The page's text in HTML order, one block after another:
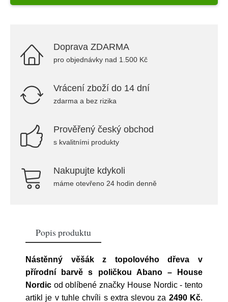
Doprava ZDARMA
pro objednávky nad 1.500 Kč
Vrácení zboží do 14 dní
zdarma a bez rizika
Prověřený český obchod
s kvalitními produkty
Nakupujte kdykoli
máme otevřeno 24 hodin denně
Popis produktu
Nástěnný věšák z topolového dřeva v
přírodní barvě s poličkou Abano – House
Nordic od oblíbené značky House Nordic- tento
artikl je v tuhle chvíli s extra slevou za 2490 Kč.